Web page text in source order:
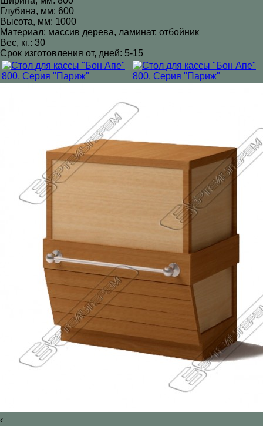
Глубина, мм: 600
Высота, мм: 1000
Материал: массив дерева, ламинат, отбойник
Вес, кг.: 30
Срок изготовления от, дней: 5-15
‹